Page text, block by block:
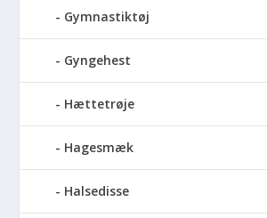
Gymnastiktøj
Gyngehest
Hættetrøje
Hagesmæk
Halsedisse